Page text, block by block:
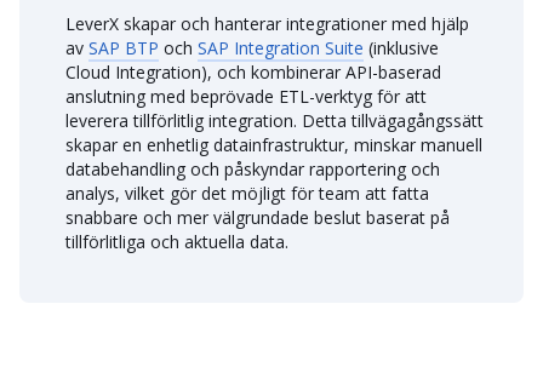
LeverX skapar och hanterar integrationer med hjälp
av SAP BTP och SAP Integration Suite (inklusive
Cloud Integration), och kombinerar API-baserad
anslutning med beprövade ETL-verktyg för att
leverera tillförlitlig integration. Detta tillvägagångssätt
skapar en enhetlig datainfrastruktur, minskar manuell
databehandling och påskyndar rapportering och
analys, vilket gör det möjligt för team att fatta
snabbare och mer välgrundade beslut baserat på
tillförlitliga och aktuella data.